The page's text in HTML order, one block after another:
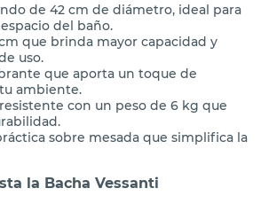
de 42 cm de diámetro, ideal para
del baño.
que brinda mayor capacidad y
uso.
que aporta un toque de
ambiente.
con un peso de 6 kg que
sobre mesada que simplifica la
la Bacha Vessanti